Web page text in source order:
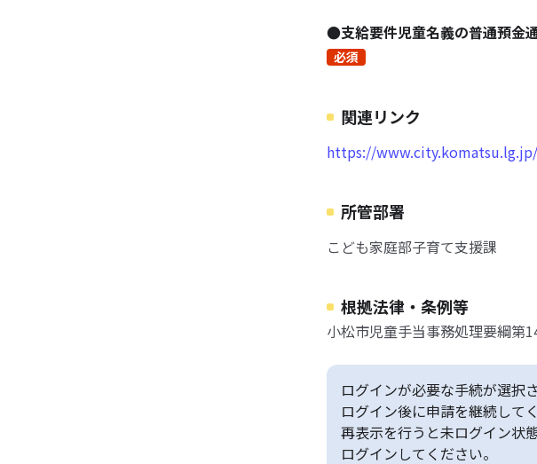
●支給要件児童名義の普通預金
必須
関連リンク
https://
所管部署
こども家庭部子育て支援課
根拠法律・条例等
小松市児童手当事務処理要綱第
ログインが必要な手続が選択
ログイン後に申請を継続して
再表示を行うと未ログイン状
ログインしてください。